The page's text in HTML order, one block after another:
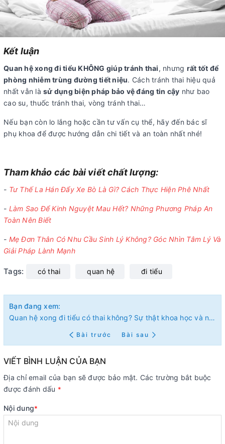
Kết luận
Quan hệ xong đi tiểu KHÔNG giúp tránh thai, nhưng rất tốt để
phòng nhiễm trùng đường tiết niệu. Cách tránh thai hiệu quả
nhất vẫn là sử dụng biện pháp bảo vệ đáng tin cậy như bao
cao su, thuốc tránh thai, vòng tránh thai…
Nếu bạn còn lo lắng hoặc cần tư vấn cụ thể, hãy đến bác sĩ
phụ khoa để được hướng dẫn chi tiết và an toàn nhất nhé!
Tham khảo các bài viết chất lượng:
- Tư Thế La Hán Đẩy Xe Bò Là Gì? Cách Thực Hiện Phê Nhất
- Làm Sao Để Kinh Nguyệt Mau Hết? Những Phương Pháp An
Toàn Nên Biết
- Mẹ Đơn Thân Có Nhu Cầu Sinh Lý Không? Góc Nhìn Tâm Lý Và
Giải Pháp Lành Mạnh
Tags: có thai quan hệ đi tiểu
Bạn đang xem:
Quan hệ xong đi tiểu có thai không? Sự thật khoa học và những lưu ý quan trọng
Bài trước Bài sau
VIẾT BÌNH LUẬN CỦA BẠN
Địa chỉ email của bạn sẽ được bảo mật. Các trường bắt buộc
được đánh dấu *
Nội dung*